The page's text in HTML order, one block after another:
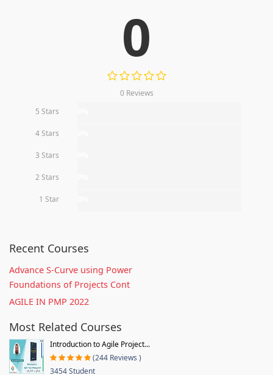
0
0 Reviews
5 Stars
4 Stars
3 Stars
2 Stars
1 Star
Recent Courses
Advance S-Curve using Power
Foundations of Projects Cont
AGILE IN PMP 2022
Most Related Courses
Introduction to Agile Project...
(244 Reviews )
3454 Student